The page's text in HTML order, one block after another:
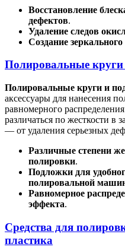
Восстановление
дефектов.
Удаление следов
Создание
Полировальные
Полировальные круги и
аксессуары для нанесения
равномерного
различаться по жесткости в
— от удаления серьезных
Различные степени
полировки.
Подложки для
полировальной
Равномерное
эффекта.
Средства для
пластика